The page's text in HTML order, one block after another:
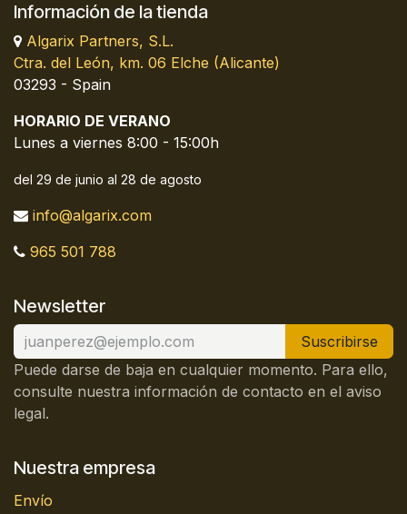
Información de la tienda
Algarix Partners, S.L.
Ctra. del León, km. 06 Elche (Alicante)
03293 - Spain
HORARIO DE VERANO
Lunes a viernes 8:00 - 15:00h
del 29 de junio al 28 de agosto
info@algarix.com
965 501 788
Newsletter
Suscribirse
Puede darse de baja en cualquier momento. Para ello,
consulte nuestra información de contacto en el aviso
legal.
Nuestra empresa
Envío